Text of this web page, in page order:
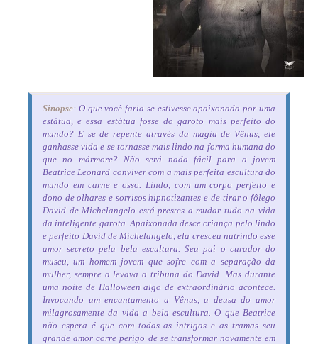
Sinopse: O que você faria se estivesse apaixonada por uma
estátua, e essa estátua fosse do garoto mais perfeito do
mundo? E se de repente através da magia de Vênus, ele
ganhasse vida e se tornasse mais lindo na forma humana do
que no mármore? Não será nada fácil para a jovem
Beatrice Leonard conviver com a mais perfeita escultura do
mundo em carne e osso. Lindo, com um corpo perfeito e
dono de olhares e sorrisos hipnotizantes e de tirar o fôlego
David de Michelangelo está prestes a mudar tudo na vida
da inteligente garota. Apaixonada desce criança pelo lindo
e perfeito David de Michelangelo, ela cresceu nutrindo esse
amor secreto pela bela escultura. Seu pai o curador do
museu, um homem jovem que sofre com a separação da
mulher, sempre a levava a tribuna do David. Mas durante
uma noite de Halloween algo de extraordinário acontece.
Invocando um encantamento a Vênus, a deusa do amor
milagrosamente da vida a bela escultura. O que Beatrice
não espera é que com todas as intrigas e as tramas seu
grande amor corre perigo de se transformar novamente em